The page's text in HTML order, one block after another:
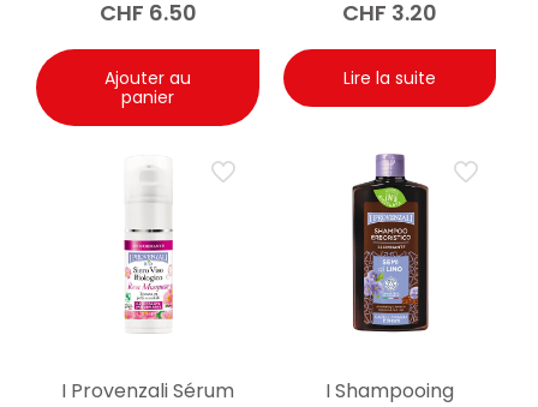
CHF 6.50
Ajouter au
panier
CHF 3.20
Lire la suite
I Provenzali Sérum
I Shampooing